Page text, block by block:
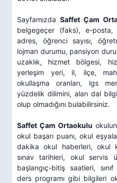
Sayfamızda Saffet Çam
belgegeçer (faks), e-
adres, öğrenci sayısı,
lojman durumu, pansiyon
uzaklık, hizmet bölgesi,
yerleşim yeri, il, ilçe,
okullaşma oranları, lgs
yüzdelik dilimini, alan dal
olup olmadığını bulabilirsiniz.
Saffet Çam Ortaokulu
okul başarı puanı, okul
dakika okul haberleri, okul
sınav tarihleri, okul servis
başlangıç-bitiş saatleri,
ders programı gibi bilgileri